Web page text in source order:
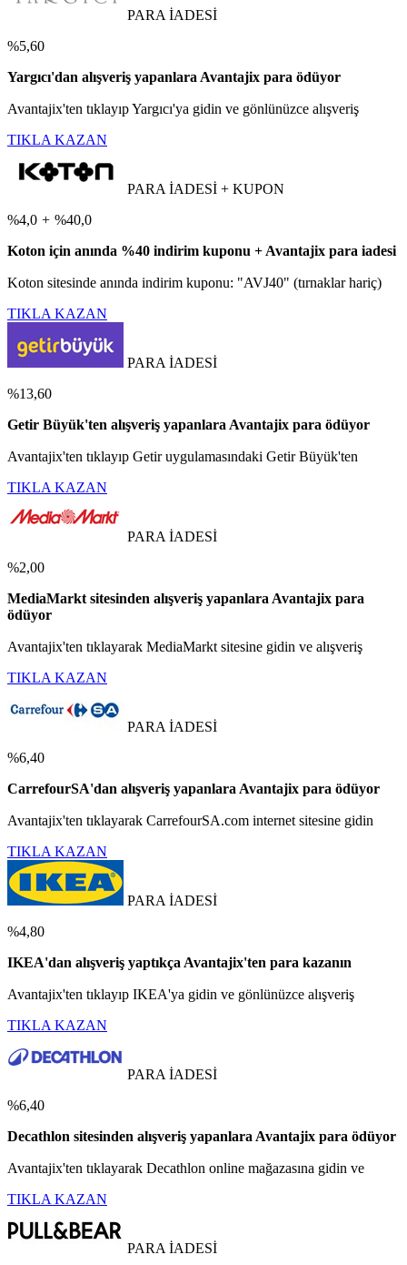
PARA İADESİ
%5,60
Yargıcı'dan alışveriş yapanlara Avantajix para ödüyor
Avantajix'ten tıklayıp Yargıcı'ya gidin ve gönlünüzce alışveriş
TIKLA KAZAN
PARA İADESİ + KUPON
%4,0 + %40,0
Koton için anında %40 indirim kuponu + Avantajix para iadesi
Koton sitesinde anında indirim kuponu: "AVJ40" (tırnaklar hariç)
TIKLA KAZAN
PARA İADESİ
%13,60
Getir Büyük'ten alışveriş yapanlara Avantajix para ödüyor
Avantajix'ten tıklayıp Getir uygulamasındaki Getir Büyük'ten
TIKLA KAZAN
PARA İADESİ
%2,00
MediaMarkt sitesinden alışveriş yapanlara Avantajix para
ödüyor
Avantajix'ten tıklayarak MediaMarkt sitesine gidin ve alışveriş
TIKLA KAZAN
PARA İADESİ
%6,40
CarrefourSA'dan alışveriş yapanlara Avantajix para ödüyor
Avantajix'ten tıklayarak CarrefourSA.com internet sitesine gidin
TIKLA KAZAN
PARA İADESİ
%4,80
IKEA'dan alışveriş yaptıkça Avantajix'ten para kazanın
Avantajix'ten tıklayıp IKEA'ya gidin ve gönlünüzce alışveriş
TIKLA KAZAN
PARA İADESİ
%6,40
Decathlon sitesinden alışveriş yapanlara Avantajix para ödüyor
Avantajix'ten tıklayarak Decathlon online mağazasına gidin ve
TIKLA KAZAN
PARA İADESİ